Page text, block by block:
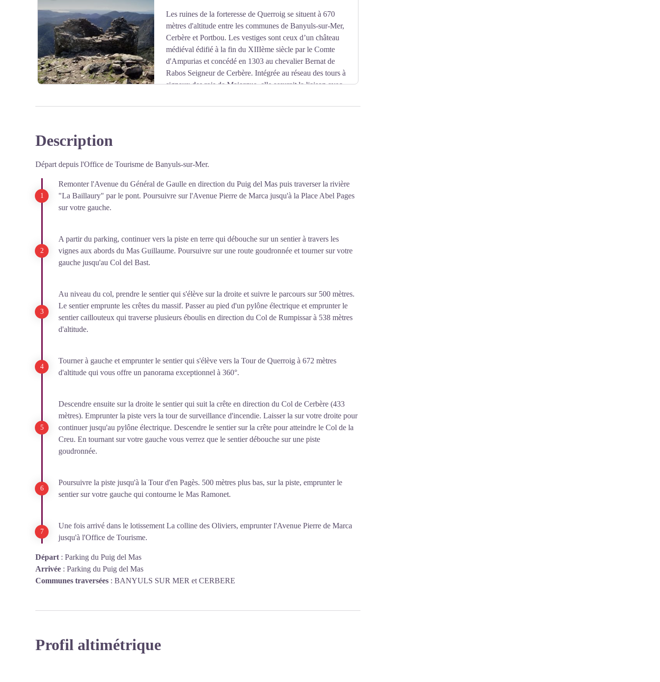
Voir l'image en plein écran
Voir l'image en plein écran
Les ruines de la forteresse de Querroig se situent à 670
mètres d'altitude entre les communes de Banyuls-sur-Mer,
Cerbère et Portbou. Les vestiges sont ceux d’un château
médiéval édifié à la fin du XIIIème siècle par le Comte
d'Ampurias et concédé en 1303 au chevalier Bernat de
Rabos Seigneur de Cerbère. Intégrée au réseau des tours à
signaux des rois de Majorque, elle assurait la liaison avec
Description
Départ depuis l'Office de Tourisme de Banyuls-sur-Mer.
Remonter l'Avenue du Général de Gaulle en direction du Puig del Mas puis traverser la rivière
"La Baillaury" par le pont. Poursuivre sur l'Avenue Pierre de Marca jusqu'à la Place Abel Pages
sur votre gauche.
A partir du parking, continuer vers la piste en terre qui débouche sur un sentier à travers les
vignes aux abords du Mas Guillaume. Poursuivre sur une route goudronnée et tourner sur votre
gauche jusqu'au Col del Bast.
Au niveau du col, prendre le sentier qui s'élève sur la droite et suivre le parcours sur 500 mètres.
Le sentier emprunte les crêtes du massif. Passer au pied d'un pylône électrique et emprunter le
sentier caillouteux qui traverse plusieurs éboulis en direction du Col de Rumpissar à 538 mètres
d'altitude.
Tourner à gauche et emprunter le sentier qui s'élève vers la Tour de Querroig à 672 mètres
d'altitude qui vous offre un panorama exceptionnel à 360°.
Descendre ensuite sur la droite le sentier qui suit la crête en direction du Col de Cerbère (433
mètres). Emprunter la piste vers la tour de surveillance d'incendie. Laisser la sur votre droite pour
continuer jusqu'au pylône électrique. Descendre le sentier sur la crête pour atteindre le Col de la
Creu. En tournant sur votre gauche vous verrez que le sentier débouche sur une piste
goudronnée.
Poursuivre la piste jusqu'à la Tour d'en Pagès. 500 mètres plus bas, sur la piste, emprunter le
sentier sur votre gauche qui contourne le Mas Ramonet.
Une fois arrivé dans le lotissement La colline des Oliviers, emprunter l'Avenue Pierre de Marca
jusqu'à l'Office de Tourisme.
Départ : Parking du Puig del Mas
Arrivée : Parking du Puig del Mas
Communes traversées : BANYULS SUR MER et CERBERE
Profil altimétrique